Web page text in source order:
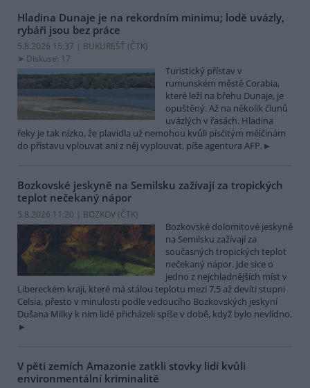
Hladina Dunaje je na rekordním minimu; lodě uvázly,
rybáři jsou bez práce
5.8.2026 15:37 | BUKUREŠŤ (ČTK)
Diskuse: 17
Turistický přístav v
rumunském městě Corabia,
které leží na břehu Dunaje, je
opuštěný. Až na několik člunů
uvázlých v řasách. Hladina
řeky je tak nízko, že plavidla už nemohou kvůli písčitým mělčinám
do přístavu vplouvat ani z něj vyplouvat, píše agentura AFP.
Bozkovské jeskyně na Semilsku zažívají za tropických
teplot nečekaný nápor
5.8.2026 11:20 | BOZKOV (ČTK)
Bozkovské dolomitové jeskyně
na Semilsku zažívají za
současných tropických teplot
nečekaný nápor. Jde sice o
jedno z nejchladnějších míst v
Libereckém kraji, které má stálou teplotu mezi 7,5 až devíti stupni
Celsia, přesto v minulosti podle vedoucího Bozkovských jeskyní
Dušana Milky k nim lidé přicházeli spíše v době, když bylo nevlídno.
V pěti zemích Amazonie zatkli stovky lidí kvůli
environmentální kriminalitě